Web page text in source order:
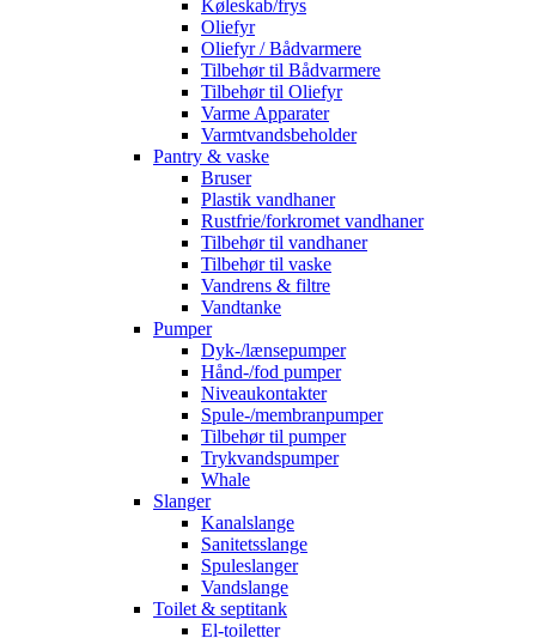
Køleskab/frys
Oliefyr
Oliefyr / Bådvarmere
Tilbehør til Bådvarmere
Tilbehør til Oliefyr
Varme Apparater
Varmtvandsbeholder
Pantry & vaske
Bruser
Plastik vandhaner
Rustfrie/forkromet vandhaner
Tilbehør til vandhaner
Tilbehør til vaske
Vandrens & filtre
Vandtanke
Pumper
Dyk-/lænsepumper
Hånd-/fod pumper
Niveaukontakter
Spule-/membranpumper
Tilbehør til pumper
Trykvandspumper
Whale
Slanger
Kanalslange
Sanitetsslange
Spuleslanger
Vandslange
Toilet & septitank
El-toiletter